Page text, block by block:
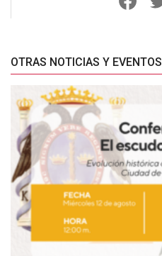
OTRAS NOTICIAS Y EVENTOS